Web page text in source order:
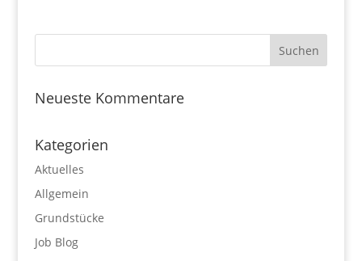
Neueste Kommentare
Kategorien
Aktuelles
Allgemein
Grundstücke
Job Blog